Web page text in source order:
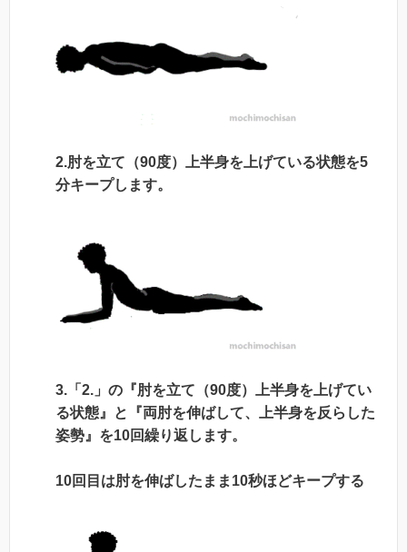
2.肘を立て（90度）上半身を上げている状態を5
分キープします。
3.「2.」の『肘を立て（90度）上半身を上げてい
る状態』と『両肘を伸ばして、上半身を反らした
姿勢』を10回繰り返します。
10回目は肘を伸ばしたまま10秒ほどキープする